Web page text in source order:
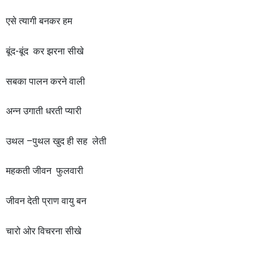
एसे त्यागी बनकर हम
बूंद-बूंद कर झरना सीखे
सबका पालन करने वाली
अन्न उगाती धरती प्यारी
उथल –पुथल खुद ही सह लेती
महकती जीवन फुलवारी
जीवन देती प्राण वायु बन
चारो ओर विचरना सीखे